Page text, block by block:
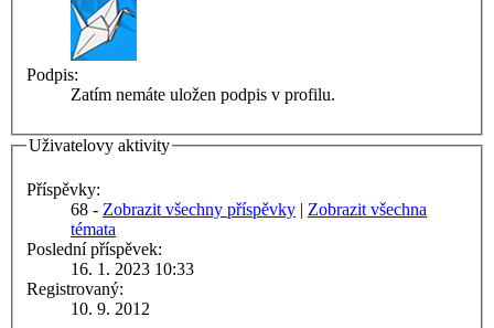
Podpis:
Zatím nemáte uložen podpis v profilu.
Uživatelovy aktivity
Příspěvky:
68 - Zobrazit všechny příspěvky | Zobrazit všechna
témata
Poslední příspěvek:
16. 1. 2023 10:33
Registrovaný:
10. 9. 2012